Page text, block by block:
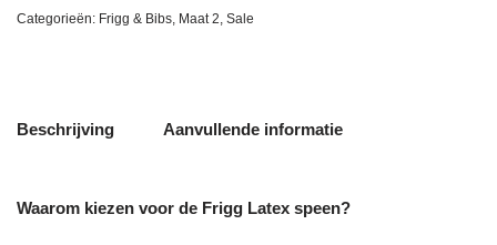
Categorieën: Frigg & Bibs, Maat 2, Sale
Beschrijving Aanvullende informatie
Waarom kiezen voor de Frigg Latex speen?